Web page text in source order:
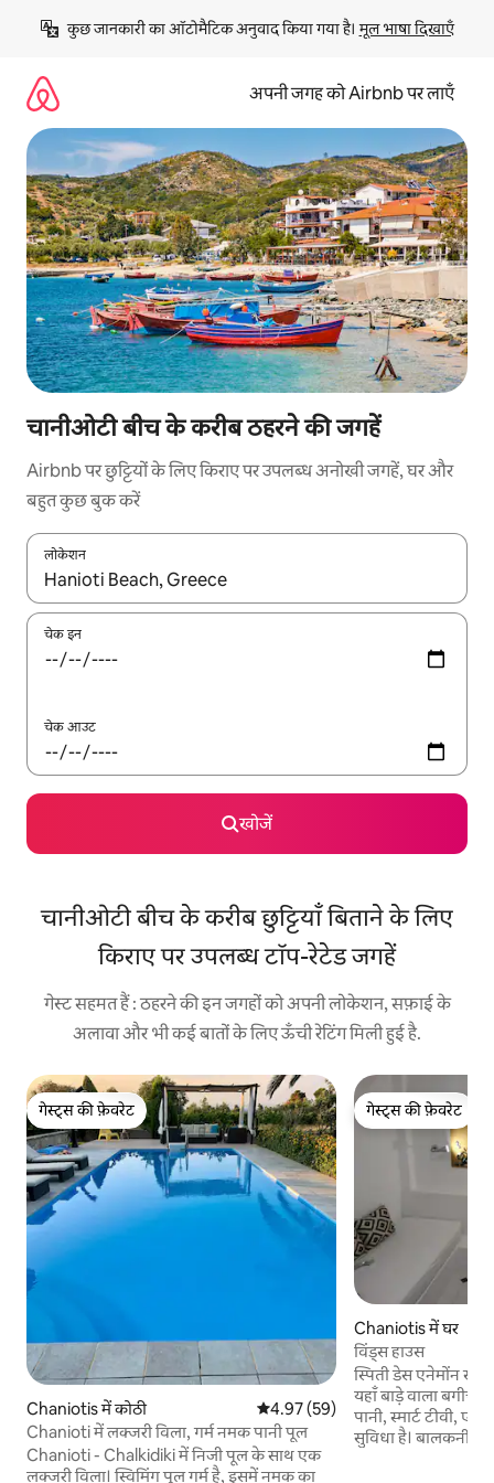
छोड़कर
कॉन्टेंट
कुछ जानकारी का ऑटोमैटिक अनुवाद किया गया है। मूल भाषा दिखाएँ
अपनी जगह को Airbnb पर लाएँ
चानीओटी बीच के करीब ठहरने की जगहें
Airbnb पर छुट्टियों के लिए किराए पर उपलब्ध अनोखी जगहें, घर और
बहुत कुछ बुक करें
लोकेशन
नतीजों के उपलब्ध होने पर, अप और डाउन 'ऐरो की' का इस्तेमाल करके नेविगेट
चेक इन
चेक आउट
खोजें
चानीओटी बीच के करीब छुट्टियाँ बिताने के लिए
किराए पर उपलब्ध टॉप-रेटेड जगहें
गेस्ट सहमत हैं : ठहरने की इन जगहों को अपनी लोकेशन, सफ़ाई के
अलावा और भी कई बातों के लिए ऊँची रेटिंग मिली हुई है.
गेस्ट्स की फ़ेवरेट
गेस्ट्स की फ़ेवरेट
Chaniotis में कोठी औसत रेटिंग 5 में से 4.97, 59 समीक्षाएँ
4.97 (59)
Chanioti में लक्जरी विला, गर्म नमक पानी पूल
Chanioti - Chalkidiki में निजी पूल के साथ एक
लक्जरी विला। स्विमिंग पूल गर्म है, इसमें नमक का
गेस्ट्स की फ़ेवरेट
गेस्ट्स की फ़ेवरेट
Chaniotis में घर
विंड्स हाउस
स्पिती डेस एनेमोंन
यहाँ बाड़े वाला
पानी, स्मार्ट टीवी,
सुविधा है। बालकनी